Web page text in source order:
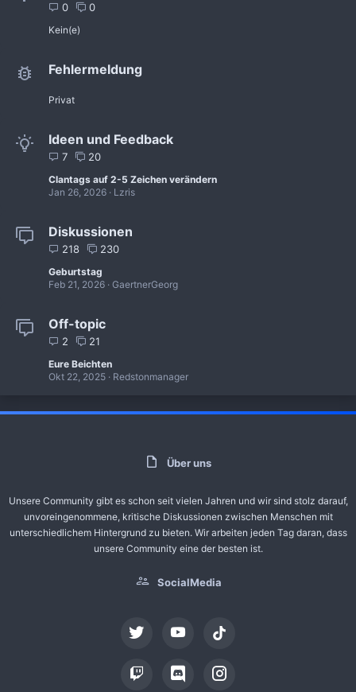
0 0
Kein(e)
Fehlermeldung
Privat
Ideen und Feedback
7 20
Clantags auf 2-5 Zeichen verändern
Jan 26, 2026
Lzris
Diskussionen
218 230
Geburtstag
Feb 21, 2026 GaertnerGeorg
Off-topic
2 21
Eure Beichten
Okt 22, 2025
Redstonmanager
Über uns
Unsere Community gibt es schon seit vielen Jahren und wir sind stolz darauf,
unvoreingenommene, kritische Diskussionen zwischen Menschen mit
unterschiedlichem Hintergrund zu bieten. Wir arbeiten jeden Tag daran, dass
unsere Community eine der besten ist.
SocialMedia
tiktok